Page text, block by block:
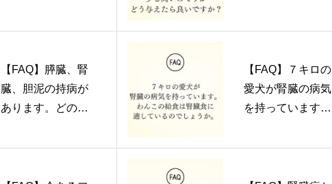
べません。
場合どのように与
か？
【FAQ】膵臓、腎
臓、胆泥の持病が
あります。どの組
メですか？
【FAQ】７キロの
愛犬が腎臓の病気
を持っています。
臓食に適している